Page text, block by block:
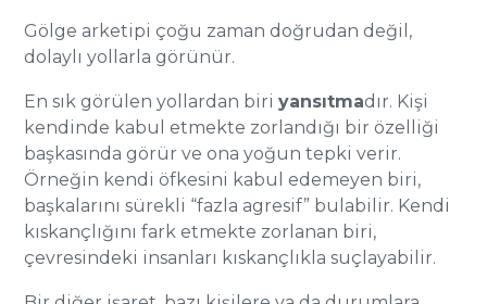
Gölge arketipi çoğu zaman doğrudan değil,
dolaylı yollarla görünür.
En sık görülen yollardan biriyansıtmadır. Kişi
kendinde kabul etmekte zorlandığı bir özelliği
başkasında görür ve ona yoğun tepki verir.
Örneğin kendi öfkesini kabul edemeyen biri,
başkalarını sürekli “fazla agresif” bulabilir. Kendi
kıskançlığını fark etmekte zorlanan biri,
çevresindeki insanları kıskançlıkla suçlayabilir.